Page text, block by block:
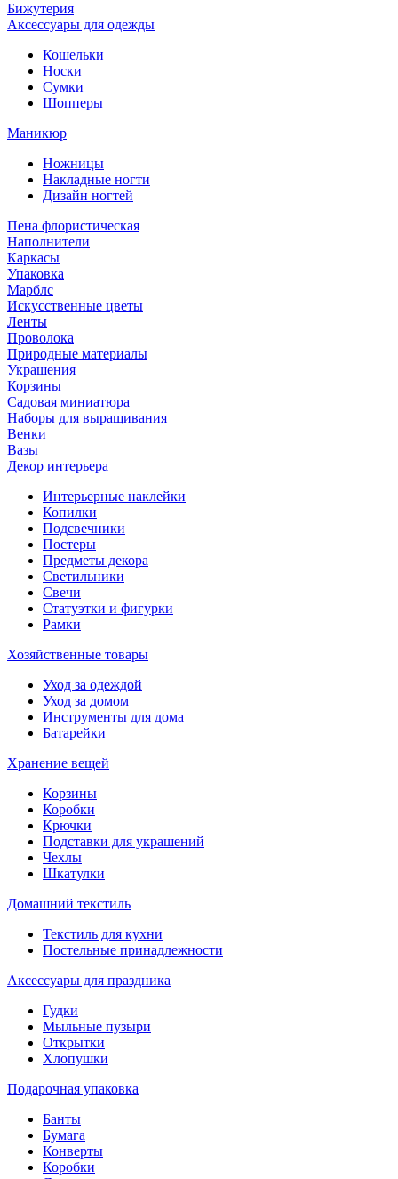
Бижутерия
Аксессуары для одежды
Кошельки
Носки
Сумки
Шопперы
Маникюр
Ножницы
Накладные ногти
Дизайн ногтей
Пена флористическая
Наполнители
Каркасы
Упаковка
Марблс
Искусственные цветы
Ленты
Проволока
Природные материалы
Украшения
Корзины
Садовая миниатюра
Наборы для выращивания
Венки
Вазы
Декор интерьера
Интерьерные наклейки
Копилки
Подсвечники
Постеры
Предметы декора
Светильники
Свечи
Статуэтки и фигурки
Рамки
Хозяйственные товары
Уход за одеждой
Уход за домом
Инструменты для дома
Батарейки
Хранение вещей
Корзины
Коробки
Крючки
Подставки для украшений
Чехлы
Шкатулки
Домашний текстиль
Текстиль для кухни
Постельные принадлежности
Аксессуары для праздника
Гудки
Мыльные пузыри
Открытки
Хлопушки
Подарочная упаковка
Банты
Бумага
Конверты
Коробки